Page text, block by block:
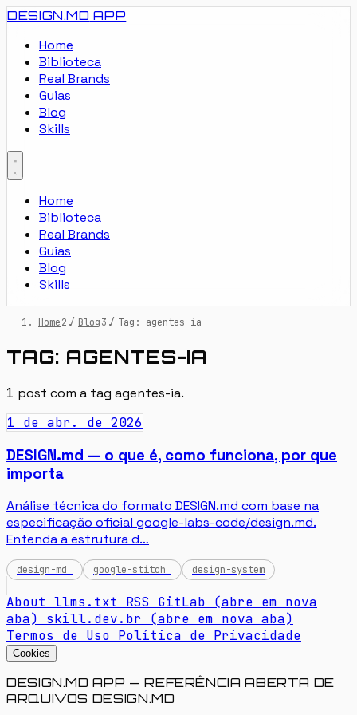
DESIGN.MD APP
Home
Biblioteca
Real Brands
Guias
Blog
Skills
Home
Biblioteca
Real Brands
Guias
Blog
Skills
Home / Blog / Tag: agentes-ia
TAG: AGENTES-IA
1 post com a tag agentes-ia.
1 de abr. de 2026
DESIGN.md — o que é, como funciona, por que
importa
Análise técnica do formato DESIGN.md com base na
especificação oficial google-labs-code/design.md.
Entenda a estrutura d…
design-md google-stitch design-system
About llms.txt RSS GitLab (abre em nova
aba)
skill.dev.br (abre em nova aba)
Termos de Uso Política de Privacidade
Cookies
DESIGN.MD APP — REFERÊNCIA ABERTA DE
ARQUIVOS DESIGN.MD